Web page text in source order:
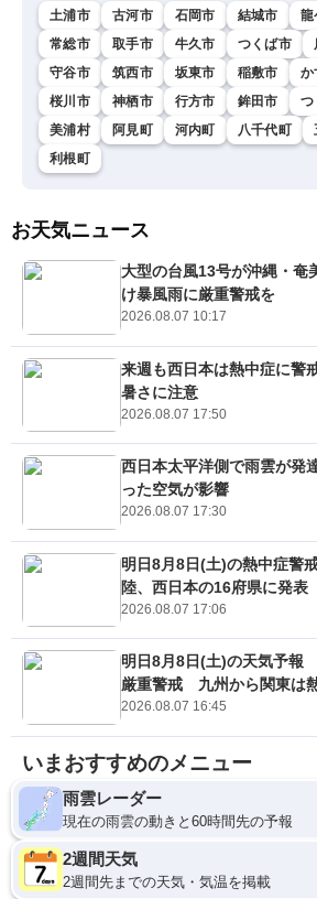
土浦市 古河市 石岡市 結城市 龍
常総市
取手市 牛久市 つくば市
守谷市
筑西市 坂東市 稲敷市
か
桜川市
神栖市 行方市 鉾田市
つ
美浦村
阿見町 河内町 八千代町
利根町
お天気ニュース
大型の台風13号が沖縄・
け暴風雨に厳重警戒を
2026.08.07 10:17
来週も西日本は熱中症に
暑さに注意
2026.08.07 17:50
西日本太平洋側で雨雲が
った空気が影響
2026.08.07 17:30
明日8月8日(土)の熱中症警
陸、西日本の16府県に発表
2026.08.07 17:06
明日8月8日(土)の天気予報
厳重警戒 九州から関東は
2026.08.07 16:45
いまおすすめのメニュー
雨雲レーダー
現在の雨雲の動きと60時間先の予報
2週間天気
2週間先までの天気・気温を掲載